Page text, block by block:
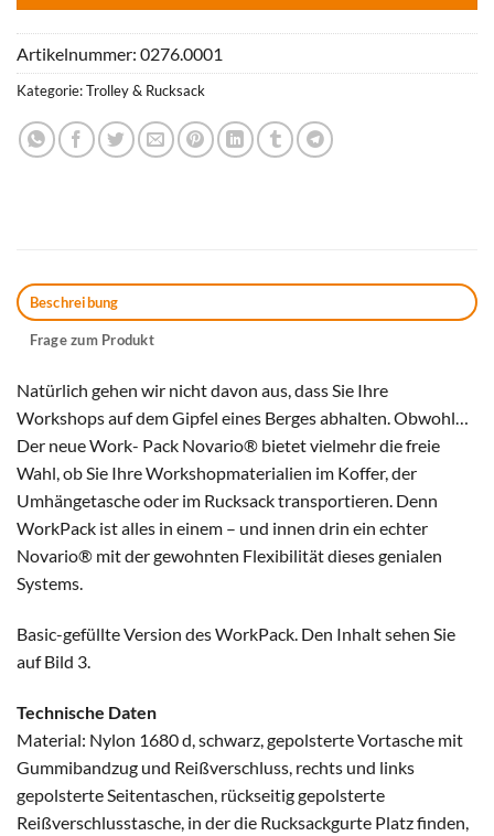
Artikelnummer: 0276.0001
Kategorie:Trolley & Rucksack
Beschreibung
Frage zum Produkt
Natürlich gehen wir nicht davon aus, dass Sie Ihre
Workshops auf dem Gipfel eines Berges abhalten. Obwohl…
Der neue Work- Pack Novario® bietet vielmehr die freie
Wahl, ob Sie Ihre Workshopmaterialien im Koffer, der
Umhängetasche oder im Rucksack transportieren. Denn
WorkPack ist alles in einem – und innen drin ein echter
Novario® mit der gewohnten Flexibilität dieses genialen
Systems.
Basic-gefüllte Version des WorkPack. Den Inhalt sehen Sie
auf Bild 3.
Technische Daten
Material: Nylon 1680 d, schwarz, gepolsterte Vortasche mit
Gummibandzug und Reißverschluss, rechts und links
gepolsterte Seitentaschen, rückseitig gepolsterte
Reißverschlusstasche, in der die Rucksackgurte Platz finden,